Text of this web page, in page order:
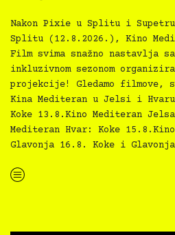
Nakon Pixie u Splitu i
Splitu (12.8.2026.), Kino
Film svima snažno nastavlja sa
inkluzivnom sezonom
projekcije! Gledamo filmove,
Kina Mediteran u Jelsi i
Koke 13.8.Kino Mediteran
Mediteran Hvar: Koke
Glavonja 16.8. Koke i
“Kino Mediteran i Film svima nastavljaju inkluzivnu turneju na Hvaru”